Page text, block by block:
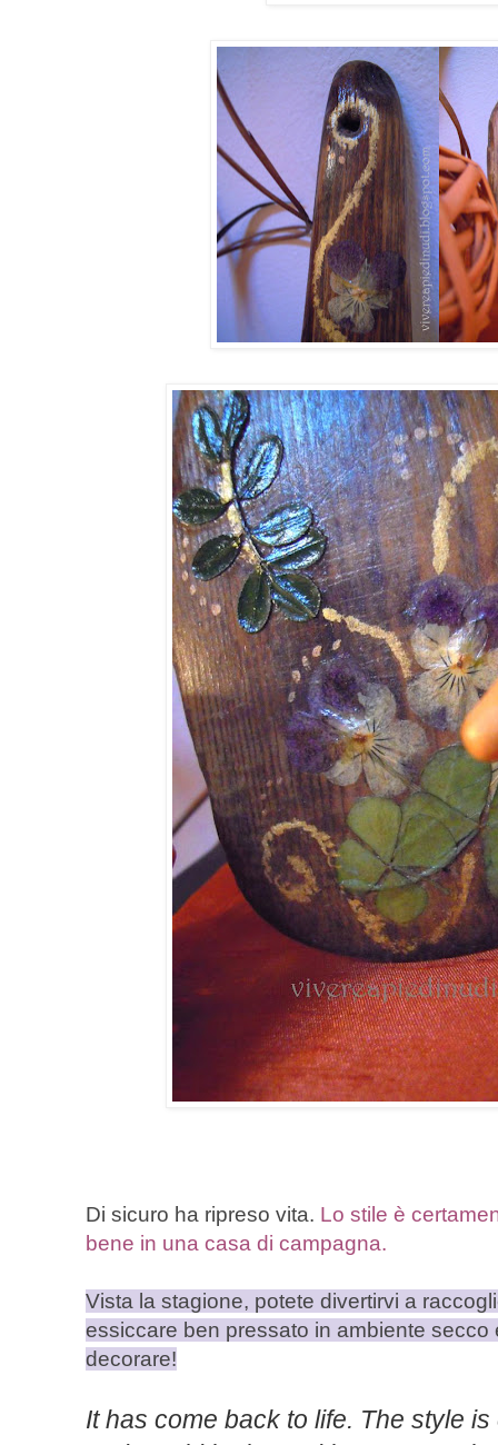
Di sicuro ha ripreso vita. Lo stile è
bene in una casa di campagna.
Vista la stagione, potete divertirvi a
essiccare ben pressato in ambiente secco
decorare!
It has come back to life. The style is